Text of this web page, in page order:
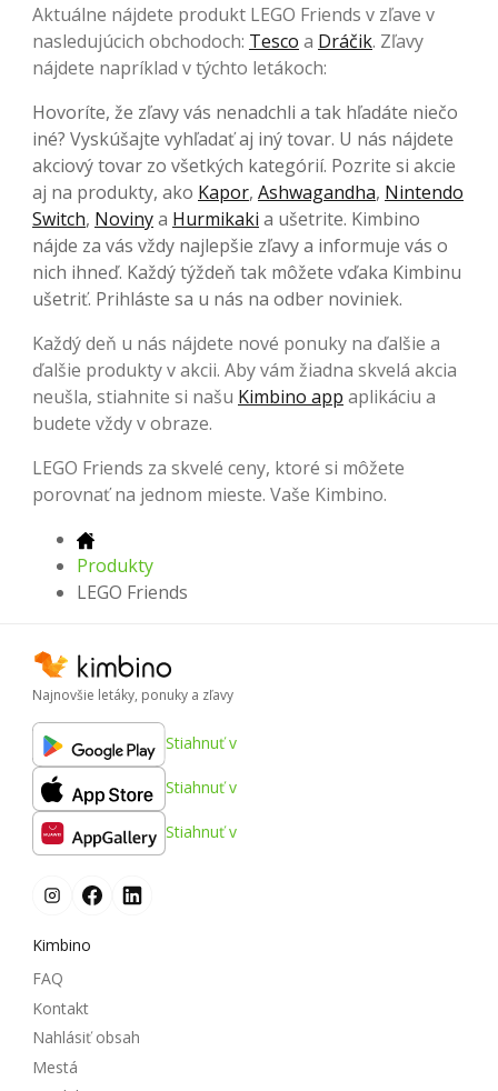
Aktuálne nájdete produkt LEGO Friends v zľave v
nasledujúcich obchodoch: Tesco a Dráčik. Zľavy
nájdete napríklad v týchto letákoch:
Hovoríte, že zľavy vás nenadchli a tak hľadáte niečo
iné? Vyskúšajte vyhľadať aj iný tovar. U nás nájdete
akciový tovar zo všetkých kategórií. Pozrite si akcie
aj na produkty, ako Kapor, Ashwagandha, Nintendo
Switch, Novinya Hurmikaki a ušetrite. Kimbino
nájde za vás vždy najlepšie zľavy a informuje vás o
nich ihneď. Každý týždeň tak môžete vďaka Kimbinu
ušetriť. Prihláste sa u nás na odber noviniek.
Každý deň u nás nájdete nové ponuky na ďalšie a
ďalšie produkty v akcii. Aby vám žiadna skvelá akcia
neušla, stiahnite si našu Kimbino app aplikáciu a
budete vždy v obraze.
LEGO Friends za skvelé ceny, ktoré si môžete
porovnať na jednom mieste. Vaše Kimbino.
Produkty
LEGO Friends
Najnovšie letáky, ponuky a zľavy
Stiahnuť v
Stiahnuť v
Stiahnuť v
Kimbino
FAQ
Kontakt
Nahlásiť obsah
Mestá